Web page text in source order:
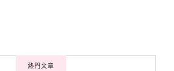
熱門文章